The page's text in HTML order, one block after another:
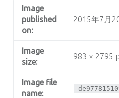
Image
published
on:
2015年7月
Image
size:
983 × 2795
Image file
name: